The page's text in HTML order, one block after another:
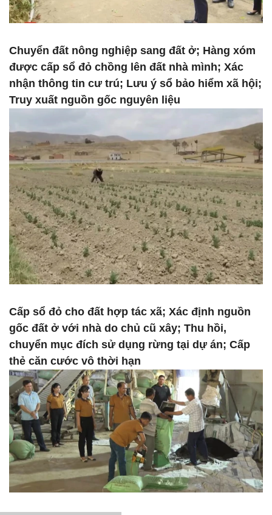
Chuyển đất nông nghiệp sang đất ở; Hàng xóm
được cấp sổ đỏ chồng lên đất nhà mình; Xác
nhận thông tin cư trú; Lưu ý sổ bảo hiểm xã hội;
Truy xuất nguồn gốc nguyên liệu
Cấp sổ đỏ cho đất hợp tác xã; Xác định nguồn
gốc đất ở với nhà do chủ cũ xây; Thu hồi,
chuyển mục đích sử dụng rừng tại dự án; Cấp
thẻ căn cước vô thời hạn